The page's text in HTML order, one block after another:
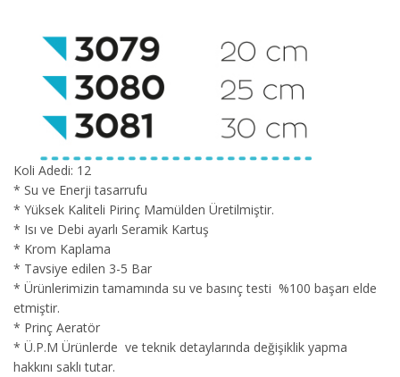
Koli Adedi: 12
* Su ve Enerji tasarrufu
* Yüksek Kaliteli Pirinç Mamülden Üretilmiştir.
* Isı ve Debi ayarlı Seramik Kartuş
* Krom Kaplama
* Tavsiye edilen 3-5 Bar
* Ürünlerimizin tamamında su ve basınç testi %100 başarı elde
etmiştir.
* Prinç Aeratör
* Ü.P.M Ürünlerde ve teknik detaylarında değişiklik yapma
hakkını saklı tutar.